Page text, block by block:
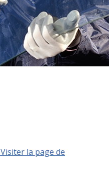
Visiter la page de